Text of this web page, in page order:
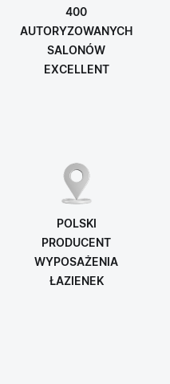
400
AUTORYZOWANYCH
SALONÓW
EXCELLENT
POLSKI
PRODUCENT
WYPOSAŻENIA
ŁAZIENEK